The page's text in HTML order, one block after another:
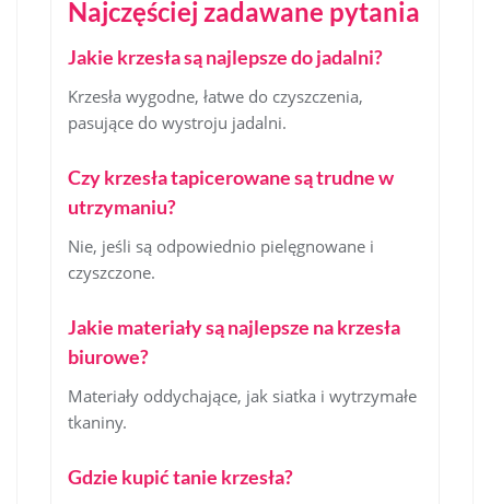
Najczęściej zadawane pytania
Jakie krzesła są najlepsze do jadalni?
Krzesła wygodne, łatwe do czyszczenia,
pasujące do wystroju jadalni.
Czy krzesła tapicerowane są trudne w
utrzymaniu?
Nie, jeśli są odpowiednio pielęgnowane i
czyszczone.
Jakie materiały są najlepsze na krzesła
biurowe?
Materiały oddychające, jak siatka i wytrzymałe
tkaniny.
Gdzie kupić tanie krzesła?